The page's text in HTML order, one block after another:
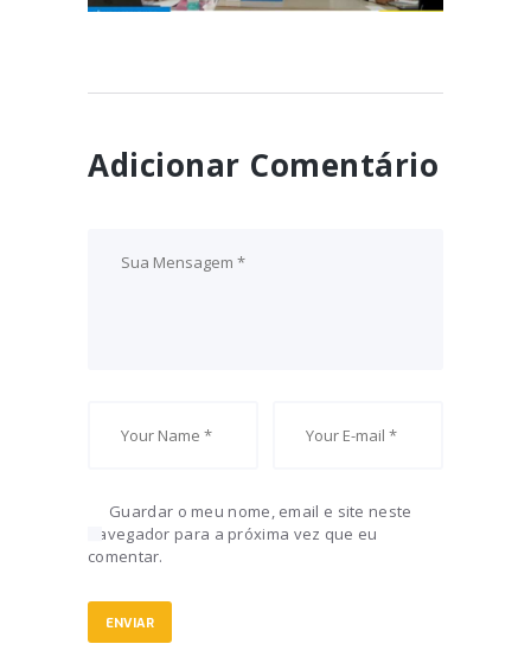
Adicionar Comentário
Guardar o meu nome, email e site neste
navegador para a próxima vez que eu
comentar.